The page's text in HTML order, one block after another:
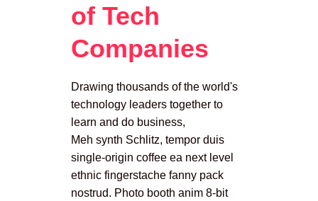
of Tech
Companies
Drawing thousands of the world's
technology leaders together to
learn and do business,
Meh synth Schlitz, tempor duis
single-origin coffee ea next level
ethnic fingerstache fanny pack
nostrud. Photo booth anim 8-bit